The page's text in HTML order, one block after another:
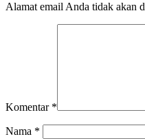
Alamat email Anda tidak akan
Komentar *
Nama *